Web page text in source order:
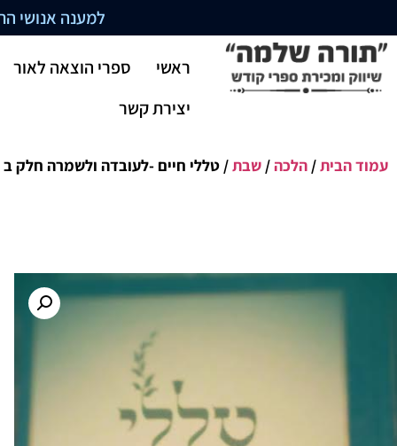
למענה אנושי התקשרו
ראשי
ספרי הוצאה לאור
יצירת קשר
עמוד הבית/ הלכה/ שבת/ טללי חיים -לעובדה ולשמרה חלק ב